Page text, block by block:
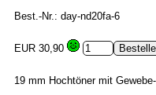
Best.-Nr.: day-nd20fa-6
EUR 30,90
19 mm Hochtöner mit